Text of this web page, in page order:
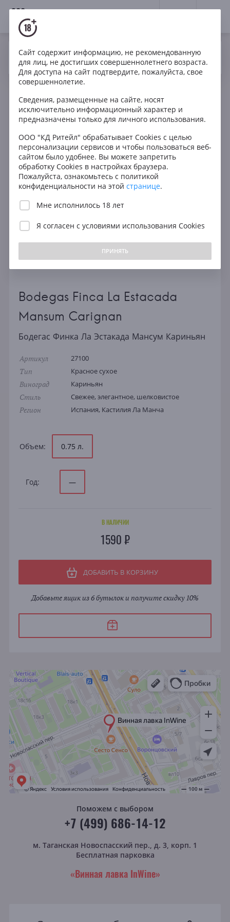
18+
Ваш город Москва ? Да
Вино Красное Сухое
Испания
Bodegas Finca La Estacada Mansum Carignan
Bodegas Finca La Estacada
Mansum Carignan
Бодегас Финка Ла Эстакада Мансум Кариньян
Артикул 27100
Тип Красное сухое
Виноград Кариньян
Стиль Свежее, элегантное, шелковистое
Регион Испания, Кастилия Ла Манча
Объем: 0.75 л.
Год: —
В НАЛИЧИИ
1590 ₽
ДОБАВИТЬ В КОРЗИНУ
Добавьте ящик из 6 бутылок и получите скидку 10%
Поможем с выбором
+7 (499) 686-14-12
м. Таганская Новоспасский пер., д. 3, корп. 1
Бесплатная парковка
«Винная лавка InWine»
Сайт содержит информацию, не рекомендованную
для лиц, не достигших совершеннолетнего возраста.
Для доступа на сайт подтвердите, пожалуйста, свое
совершеннолетие.
Сведения, размещенные на сайте, носят
исключительно информационный характер и
предназначены только для личного использования.
ООО "КД Ритейл" обрабатывает Cookies с целью
персонализации сервисов и чтобы пользоваться веб-
сайтом было удобнее. Вы можете запретить
обработку Cookies в настройках браузера.
Пожалуйста, ознакомьтесь с политикой
конфиденциальности на этой странице.
Мне исполнилось 18 лет
Я согласен с условиями использования Cookies
ПРИНЯТЬ